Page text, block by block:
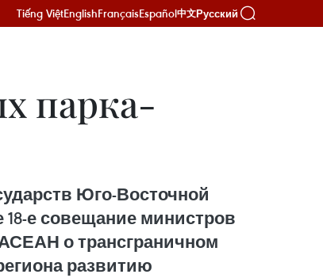
Tiếng ViệtEnglishFrançaisEspañol中文Русский
парка-
Юго-Восточной
е совещание министров
о трансграничном
развитию